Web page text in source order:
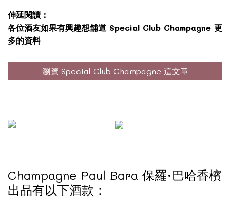
伸延閱讀：
各位酒友如果有興趣想舖道 Special Club Champagne 更
多的資料
瀏覽 Special Club Champagne 這文章
Champagne Paul Bara 保羅·巴哈香檳
出品有以下酒款：